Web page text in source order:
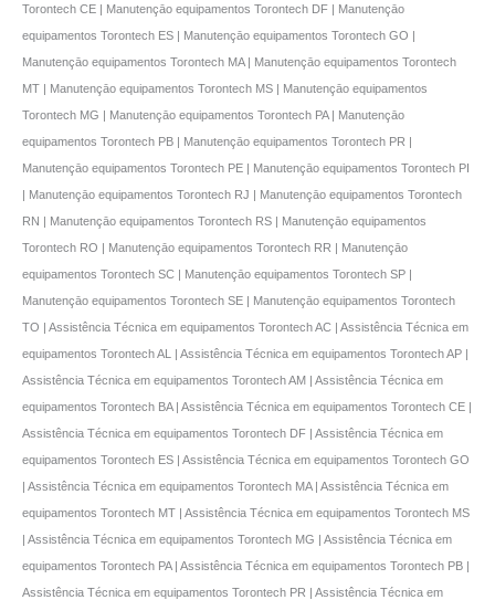
Torontech CE | Manutençāo equipamentos Torontech DF | Manutençāo
equipamentos Torontech ES | Manutençāo equipamentos Torontech GO |
Manutençāo equipamentos Torontech MA | Manutençāo equipamentos Torontech
MT | Manutençāo equipamentos Torontech MS | Manutençāo equipamentos
Torontech MG | Manutençāo equipamentos Torontech PA | Manutençāo
equipamentos Torontech PB | Manutençāo equipamentos Torontech PR |
Manutençāo equipamentos Torontech PE | Manutençāo equipamentos Torontech PI
| Manutençāo equipamentos Torontech RJ | Manutençāo equipamentos Torontech
RN | Manutençāo equipamentos Torontech RS | Manutençāo equipamentos
Torontech RO | Manutençāo equipamentos Torontech RR | Manutençāo
equipamentos Torontech SC | Manutençāo equipamentos Torontech SP |
Manutençāo equipamentos Torontech SE | Manutençāo equipamentos Torontech
TO | Assistência Técnica em equipamentos Torontech AC | Assistência Técnica em
equipamentos Torontech AL | Assistência Técnica em equipamentos Torontech AP |
Assistência Técnica em equipamentos Torontech AM | Assistência Técnica em
equipamentos Torontech BA | Assistência Técnica em equipamentos Torontech CE |
Assistência Técnica em equipamentos Torontech DF | Assistência Técnica em
equipamentos Torontech ES | Assistência Técnica em equipamentos Torontech GO
| Assistência Técnica em equipamentos Torontech MA | Assistência Técnica em
equipamentos Torontech MT | Assistência Técnica em equipamentos Torontech MS
| Assistência Técnica em equipamentos Torontech MG | Assistência Técnica em
equipamentos Torontech PA | Assistência Técnica em equipamentos Torontech PB |
Assistência Técnica em equipamentos Torontech PR | Assistência Técnica em